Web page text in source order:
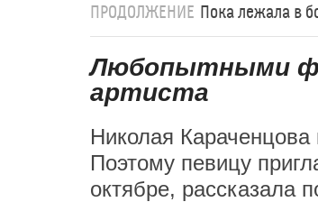
ПРОДОЛЖЕНИЕ Пока лежала в
Любопытными
артиста
Николая
Поэтому певицу
октябре, рассказала